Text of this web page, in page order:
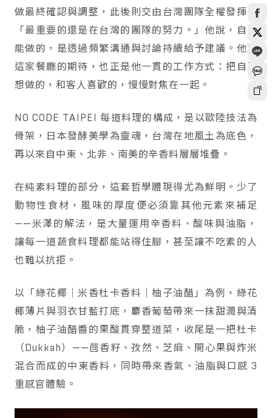
做最終確認與調整，此後則交由台灣團隊全權發揮。
「最重要的還是在台灣的團隊的努力。」他說，自己
能做的，是透過頻繁溝通與討論持續給予建議。他對
這家餐廳的期待，也正是他一貫的工作方式：把自己
想做的，和客人喜歡的，慢慢對焦在一起。
NO CODE TAIPEI 每道料理的構成，是以歐陸技法為
骨架，日本發酵美學為靈魂，台灣在地風土為底色，
再以來自中東、北非、南美的辛香料層層堆疊。
在純素料理的部分，這套哲學體現得尤為鮮明。少了
動物性食材，風味的厚度便必須靠其他元素來補足
——米澤的解法，是大量運用辛香料、酸味與油脂，
讓每一道蔬食料理都能站得住腳，甚至讓不吃素的人
也難以抗拒。
以「綠花椰｜米香杜卡香料｜柚子油醋」為例，綠花
椰薄片與羽衣甘藍打底，麝香葡萄帶來一抹甜潤與清
脆，柚子油醋醬的果酸貫穿整道菜，收尾是一把杜卡
（Dukkah）——茴香籽、孜然、芝麻、開心果與炸米
混合而成的中東香料，同時帶來香氣、油脂與口感 3
重感官體驗。